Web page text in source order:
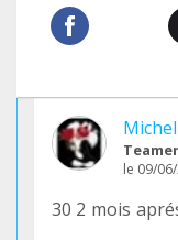
Teamer
le 09/
30 2 mois